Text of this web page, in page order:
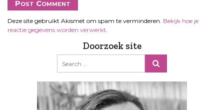
Deze site gebruikt Akismet om spam te verminderen. Bekijk hoe je
reactie gegevens worden verwerkt.
Doorzoek site